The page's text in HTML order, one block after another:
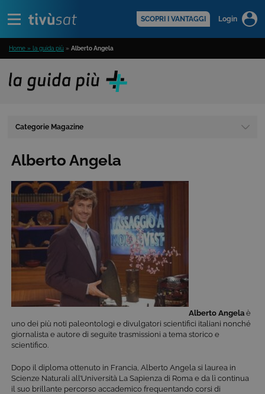
SCOPRI I VANTAGGI Login
Home » la guida più » Alberto Angela
Categorie Magazine
Alberto Angela
Alberto Angela è
uno dei più noti paleontologi e divulgatori scientifici italiani nonché
giornalista e autore di seguite trasmissioni a tema storico e
scientifico.
Dopo il diploma ottenuto in Francia, Alberto Angela si laurea in
Scienze Naturali all’Università La Sapienza di Roma e da lì continua
il suo brillante percorso accademico frequentando corsi di